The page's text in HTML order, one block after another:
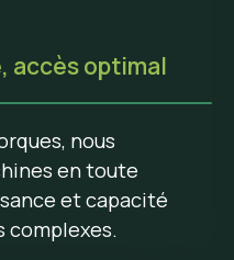
accès optimal
nous
en toute
et capacité
complexes.